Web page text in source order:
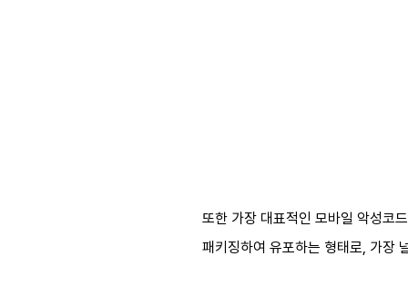
또한 가장 대표적인 모바일 악성코
패키징하여 유포하는 형태로, 가장